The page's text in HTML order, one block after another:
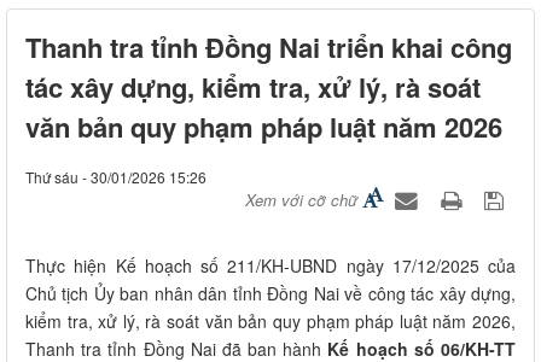
Thanh tra tỉnh Đồng Nai triển khai công
tác xây dựng, kiểm tra, xử lý, rà soát
văn bản quy phạm pháp luật năm 2026
Thứ sáu - 30/01/2026 15:26
Xem với cỡ chữ
Thực hiện Kế hoạch số 211/KH-UBND ngày 17/12/2025 của
Chủ tịch Ủy ban nhân dân tỉnh Đồng Nai về công tác xây dựng,
kiểm tra, xử lý, rà soát văn bản quy phạm pháp luật năm 2026,
Thanh tra tỉnh Đồng Nai đã ban hành Kế hoạch số 06/KH-TT